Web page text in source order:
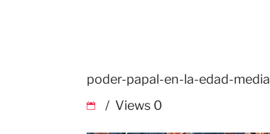
poder-papal-en-la-edad-media
Views 0